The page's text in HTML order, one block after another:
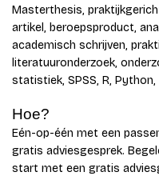
Masterthesis,
artikel, beroepsproduct,
academisch schrijven,
literatuuronderzoek,
statistiek, SPSS, R,
Hoe?
Eén-op-één met een
gratis adviesgesprek.
start met een gratis